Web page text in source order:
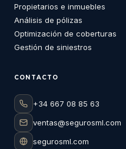
Propietarios e inmuebles
Análisis de pólizas
Optimización de coberturas
Gestión de siniestros
CONTACTO
+34 667 08 85 63
ventas@segurosml.com
segurosml.com